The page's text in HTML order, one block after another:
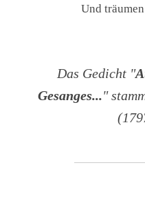
Und
Das Gedicht "
Gesanges..."